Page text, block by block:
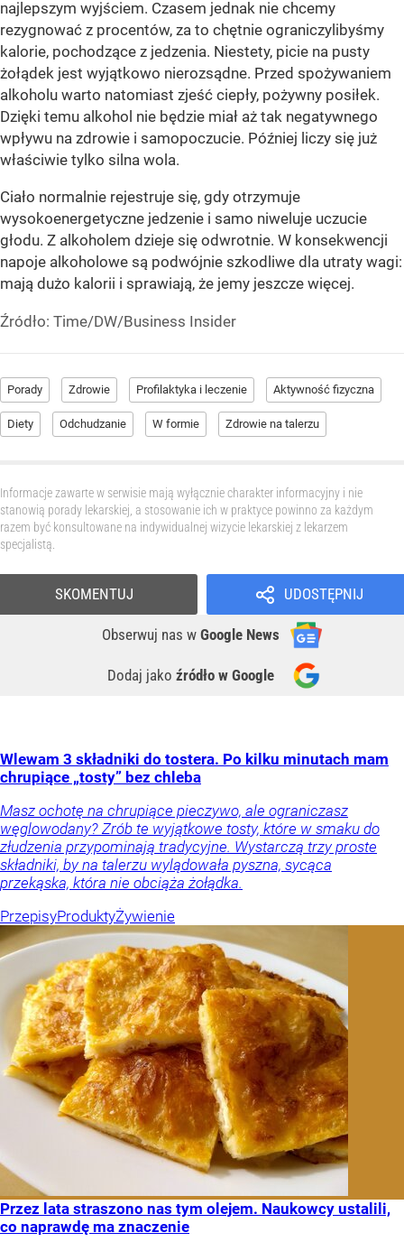
najlepszym wyjściem. Czasem jednak nie chcemy
rezygnować z procentów, za to chętnie ograniczylibyśmy
kalorie, pochodzące z jedzenia. Niestety, picie na pusty
żołądek jest wyjątkowo nierozsądne. Przed spożywaniem
alkoholu warto natomiast zjeść ciepły, pożywny posiłek.
Dzięki temu alkohol nie będzie miał aż tak negatywnego
wpływu na zdrowie i samopoczucie. Później liczy się już
właściwie tylko silna wola.
Ciało normalnie rejestruje się, gdy otrzymuje
wysokoenergetyczne jedzenie i samo niweluje uczucie
głodu. Z alkoholem dzieje się odwrotnie. W konsekwencji
napoje alkoholowe są podwójnie szkodliwe dla utraty wagi:
mają dużo kalorii i sprawiają, że jemy jeszcze więcej.
Źródło: Time/DW/Business Insider
Porady Zdrowie Profilaktyka i leczenie Aktywność fizyczna
Diety Odchudzanie W formie Zdrowie na talerzu
Informacje zawarte w serwisie mają wyłącznie charakter informacyjny i nie
stanowią porady lekarskiej, a stosowanie ich w praktyce powinno za każdym
razem być konsultowane na indywidualnej wizycie lekarskiej z lekarzem
specjalistą.
UDOSTĘPNIJ
Obserwuj nas w Google News
Dodaj jako źródło w Google
SKOMENTUJ
Wlewam 3 składniki do tostera. Po kilku minutach mam
chrupiące „tosty” bez chleba
Masz ochotę na chrupiące pieczywo, ale ograniczasz
węglowodany? Zrób te wyjątkowe tosty, które w smaku do
złudzenia przypominają tradycyjne. Wystarczą trzy proste
składniki, by na talerzu wylądowała pyszna, sycąca
przekąska, która nie obciąża żołądka.
PrzepisyProduktyŻywienie
Przez lata straszono nas tym olejem. Naukowcy ustalili,
co naprawdę ma znaczenie